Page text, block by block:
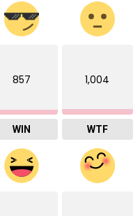
857
WIN
1,004
WTF